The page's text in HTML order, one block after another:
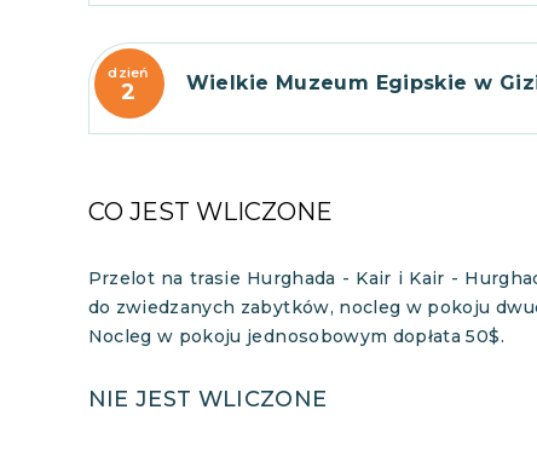
dzień
2 Wielkie Muzeum Egipskie w
CO JEST WLICZONE
Przelot na trasie Hurghada - Kair i Kair -
do zwiedzanych zabytków, nocleg w pokoju
Nocleg w pokoju jednosobowym dopłata 50$.
NIE JEST WLICZONE